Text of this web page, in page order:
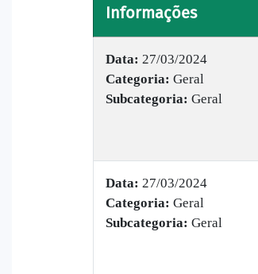
Informações
Data: 27/03/2024
Categoria: Geral
Subcategoria: Geral
Data: 27/03/2024
Categoria: Geral
Subcategoria: Geral